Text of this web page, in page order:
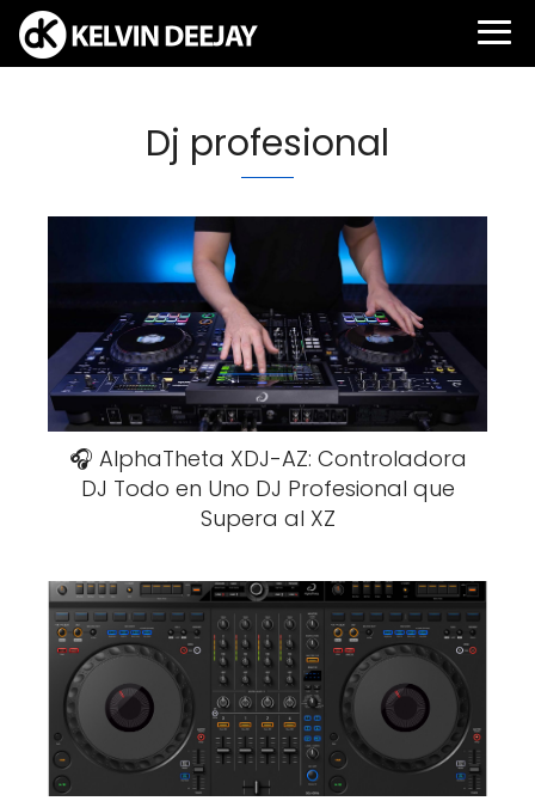
Dj profesional
🎧 AlphaTheta XDJ-AZ: Controladora
DJ Todo en Uno DJ Profesional que
Supera al XZ